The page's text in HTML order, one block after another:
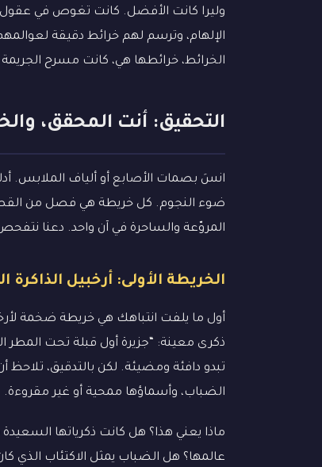
وليرا كانت الأفضل. كانت تغوص في عقول
الإلهام، وترسم لهم خرائط دقيقة
الخرائط، خرائطها هي، كانت مسرح الجريمة
التحقيق: أنت المحقق،
انسَ بصمات الأصابع أو ألياف الملابس.
ضوء النجوم. كل خريطة هي فصل من
المروّعة والساحرة في آن واحد. دعنا نتفحص
الخريطة الأولى: أرخبيل الذاكرة
أول ما يلفت انتباهك هي خريطة ضخمة
ذكرى معينة: “جزيرة أول قبلة تحت المطر
تبدو دافئة ومضيئة. لكن بالتدقيق، تلاحظ
الضباب، وأسماؤها ممحية أو غير مقروءة.
ماذا يعني هذا؟ هل كانت ذكرياتها
عالمها؟ هل الضباب يمثل الاكتئاب الذي